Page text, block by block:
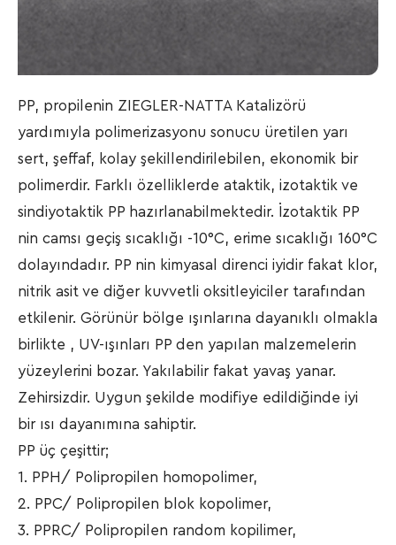
PP, propilenin ZIEGLER-NATTA Katalizörü
yardımıyla polimerizasyonu sonucu üretilen yarı
sert, şeffaf, kolay şekillendirilebilen, ekonomik bir
polimerdir. Farklı özelliklerde ataktik, izotaktik ve
sindiyotaktik PP hazırlanabilmektedir. İzotaktik PP
nin camsı geçiş sıcaklığı -10°C, erime sıcaklığı 160°C
dolayındadır. PP nin kimyasal direnci iyidir fakat klor,
nitrik asit ve diğer kuvvetli oksitleyiciler tarafından
etkilenir. Görünür bölge ışınlarına dayanıklı olmakla
birlikte , UV-ışınları PP den yapılan malzemelerin
yüzeylerini bozar. Yakılabilir fakat yavaş yanar.
Zehirsizdir. Uygun şekilde modifiye edildiğinde iyi
bir ısı dayanımına sahiptir.
PP üç çeşittir;
1. PPH/ Polipropilen homopolimer,
2. PPC/ Polipropilen blok kopolimer,
3. PPRC/ Polipropilen random kopilimer,